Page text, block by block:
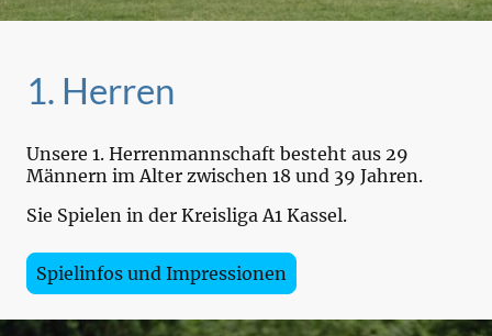
1. Herren
Unsere 1. Herrenmannschaft besteht aus 29
Männern im Alter zwischen 18 und 39 Jahren.
Sie Spielen in der Kreisliga A1 Kassel.
Spielinfos und Impressionen